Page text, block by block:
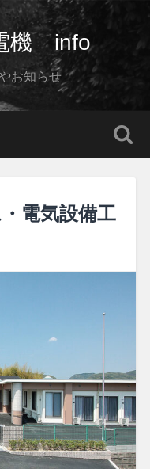
機 info
お知らせ
電気設備工